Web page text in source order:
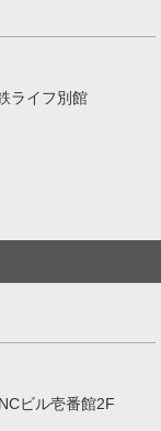
ライフ別館
ビル壱番館2F